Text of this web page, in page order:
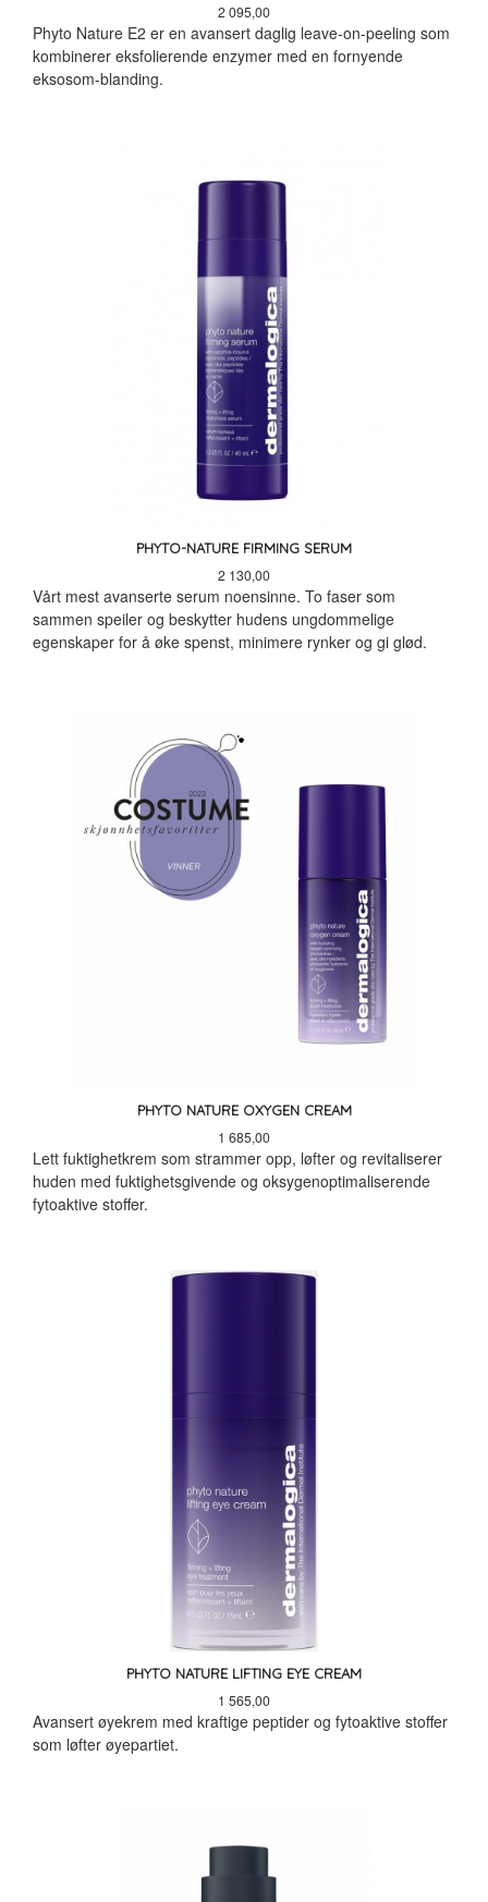
Pris
2 095,00
Phyto Nature E2 er en avansert daglig leave-on-peeling som
kombinerer eksfolierende enzymer med en fornyende
eksosom-blanding.
PHYTO-NATURE FIRMING SERUM
Pris
2 130,00
Vårt mest avanserte serum noensinne. To faser som
sammen speiler og beskytter hudens ungdommelige
egenskaper for å øke spenst, minimere rynker og gi glød.
PHYTO NATURE OXYGEN CREAM
Pris
1 685,00
Lett fuktighetkrem som strammer opp, løfter og revitaliserer
huden med fuktighetsgivende og oksygenoptimaliserende
fytoaktive stoffer.
PHYTO NATURE LIFTING EYE CREAM
Pris
1 565,00
Avansert øyekrem med kraftige peptider og fytoaktive stoffer
som løfter øyepartiet.